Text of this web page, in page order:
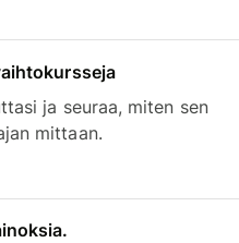
ja seuraa, miten sen
mittaan.